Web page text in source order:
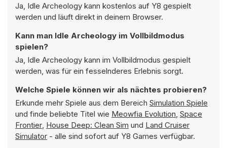
Ja, Idle Archeology kann kostenlos auf Y8 gespielt
werden und läuft direkt in deinem Browser.
Kann man Idle Archeology im Vollbildmodus
spielen?
Ja, Idle Archeology kann im Vollbildmodus gespielt
werden, was für ein fesselnderes Erlebnis sorgt.
Welche Spiele können wir als nächtes probieren?
Erkunde mehr Spiele aus dem Bereich Simulation Spiele
und finde beliebte Titel wie Meowfia Evolution, Space
Frontier, House Deep: Clean Sim und Land Cruiser
Simulator - alle sind sofort auf Y8 Games verfügbar.